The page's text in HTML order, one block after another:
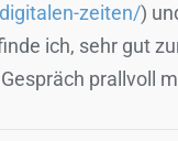
zeiten/)
ich, sehr gut
prallvoll